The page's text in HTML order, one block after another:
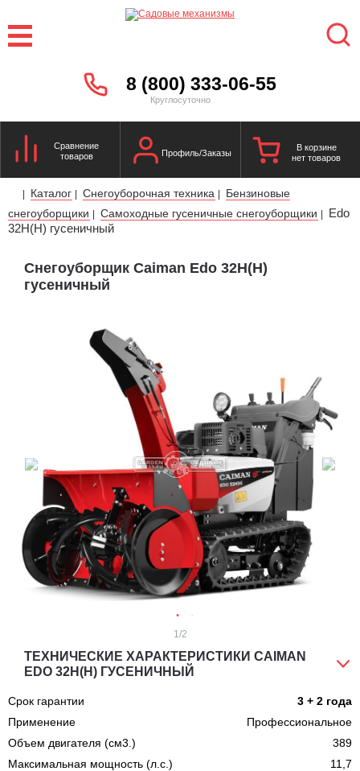
8 (800) 333-06-55
Круглосуточно
Сравнение
товаров
Профиль/Заказы
В корзине
нет товаров
| Каталог | Снегоуборочная техника |
Бензиновые
снегоуборщики | Самоходные гусеничные снегоуборщики |
Edo
32H(H) гусеничный
Снегоуборщик Caiman Edo 32H(H)
гусеничный
1 /2
ТЕХНИЧЕСКИЕ ХАРАКТЕРИСТИКИ CAIMAN
EDO 32H(H) ГУСЕНИЧНЫЙ
Срок гарантии
3 + 2 года
Применение
Профессиональное
Объем двигателя (см3.)
389
Максимальная мощность (л.с.)
11,7